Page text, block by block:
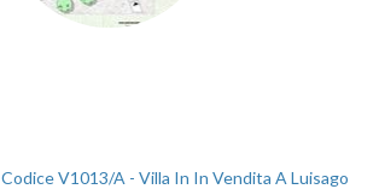
Codice V1013/A - Villa In In Vendita A Luisago